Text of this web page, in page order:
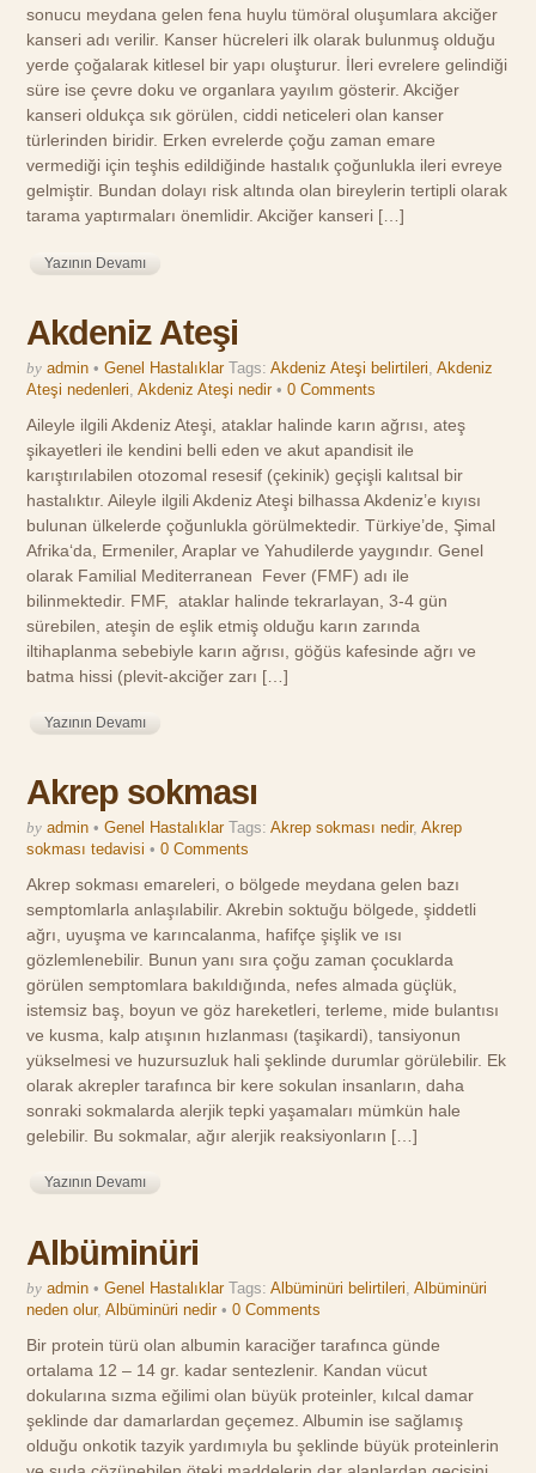
sonucu meydana gelen fena huylu tümöral oluşumlara akciğer
kanseri adı verilir. Kanser hücreleri ilk olarak bulunmuş olduğu
yerde çoğalarak kitlesel bir yapı oluşturur. İleri evrelere gelindiği
süre ise çevre doku ve organlara yayılım gösterir. Akciğer
kanseri oldukça sık görülen, ciddi neticeleri olan kanser
türlerinden biridir. Erken evrelerde çoğu zaman emare
vermediği için teşhis edildiğinde hastalık çoğunlukla ileri evreye
gelmiştir. Bundan dolayı risk altında olan bireylerin tertipli olarak
tarama yaptırmaları önemlidir. Akciğer kanseri […]
Yazının Devamı
Akdeniz Ateşi
by admin • Genel Hastalıklar Tags:Akdeniz Ateşi belirtileri ,Akdeniz
Ateşi nedenleri ,Akdeniz Ateşi nedir •0 Comments
Aileyle ilgili Akdeniz Ateşi, ataklar halinde karın ağrısı, ateş
şikayetleri ile kendini belli eden ve akut apandisit ile
karıştırılabilen otozomal resesif (çekinik) geçişli kalıtsal bir
hastalıktır. Aileyle ilgili Akdeniz Ateşi bilhassa Akdeniz’e kıyısı
bulunan ülkelerde çoğunlukla görülmektedir. Türkiye’de, Şimal
Afrika‘da, Ermeniler, Araplar ve Yahudilerde yaygındır. Genel
olarak Familial Mediterranean Fever (FMF) adı ile
bilinmektedir. FMF, ataklar halinde tekrarlayan, 3-4 gün
sürebilen, ateşin de eşlik etmiş olduğu karın zarında
iltihaplanma sebebiyle karın ağrısı, göğüs kafesinde ağrı ve
batma hissi (plevit-akciğer zarı […]
Yazının Devamı
Akrep sokması
by admin • Genel Hastalıklar Tags:Akrep sokması nedir,Akrep
sokması tedavisi •0 Comments
Akrep sokması emareleri, o bölgede meydana gelen bazı
semptomlarla anlaşılabilir. Akrebin soktuğu bölgede, şiddetli
ağrı, uyuşma ve karıncalanma, hafifçe şişlik ve ısı
gözlemlenebilir. Bunun yanı sıra çoğu zaman çocuklarda
görülen semptomlara bakıldığında, nefes almada güçlük,
istemsiz baş, boyun ve göz hareketleri, terleme, mide bulantısı
ve kusma, kalp atışının hızlanması (taşikardi), tansiyonun
yükselmesi ve huzursuzluk hali şeklinde durumlar görülebilir. Ek
olarak akrepler tarafınca bir kere sokulan insanların, daha
sonraki sokmalarda alerjik tepki yaşamaları mümkün hale
gelebilir. Bu sokmalar, ağır alerjik reaksiyonların […]
Yazının Devamı
Albüminüri
by admin • Genel Hastalıklar Tags:Albüminüri belirtileri ,Albüminüri
neden olur,Albüminüri nedir •0 Comments
Bir protein türü olan albumin karaciğer tarafınca günde
ortalama 12 – 14 gr. kadar sentezlenir. Kandan vücut
dokularına sızma eğilimi olan büyük proteinler, kılcal damar
şeklinde dar damarlardan geçemez. Albumin ise sağlamış
olduğu onkotik tazyik yardımıyla bu şeklinde büyük proteinlerin